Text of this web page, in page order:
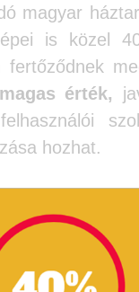
magyar
is közel
fertőződnek
érték,
hozhat.